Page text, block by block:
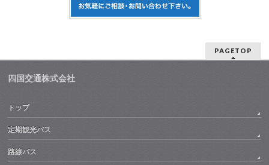
PAGETOP
四国交通株式会社
トップ
定期観光バス
路線バス